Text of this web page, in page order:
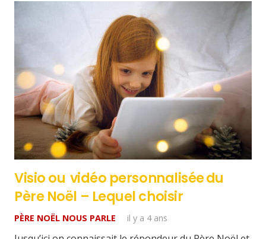
Visio ou vidéo personnalisée du
Père Noël – Lequel choisir
PÈRE NOËL NOUS PARLE il y a 4 ans